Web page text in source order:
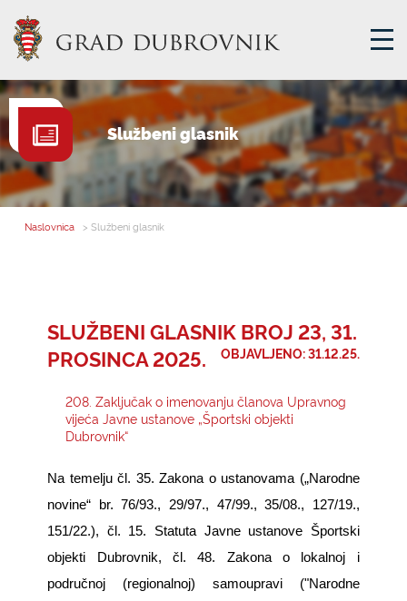
GRADSKA UPRAVA
GRADONAČELNIK
MJESNA SAMOUPRAVA
E-USLUGE
Službeni glasnik
Naslovnica > Službeni glasnik
SLUŽBENI GLASNIK BROJ 23, 31.
PROSINCA 2025.
OBJAVLJENO: 31.12.25.
208. Zaključak o imenovanju članova Upravnog
vijeća Javne ustanove „Športski objekti
Dubrovnik“
Na temelju čl. 35. Zakona o ustanovama („Narodne
novine“ br. 76/93., 29/97., 47/99., 35/08., 127/19.,
151/22.), čl. 15. Statuta Javne ustanove Športski
objekti Dubrovnik, čl. 48. Zakona o lokalnoj i
područnoj (regionalnoj) samoupravi ("Narodne